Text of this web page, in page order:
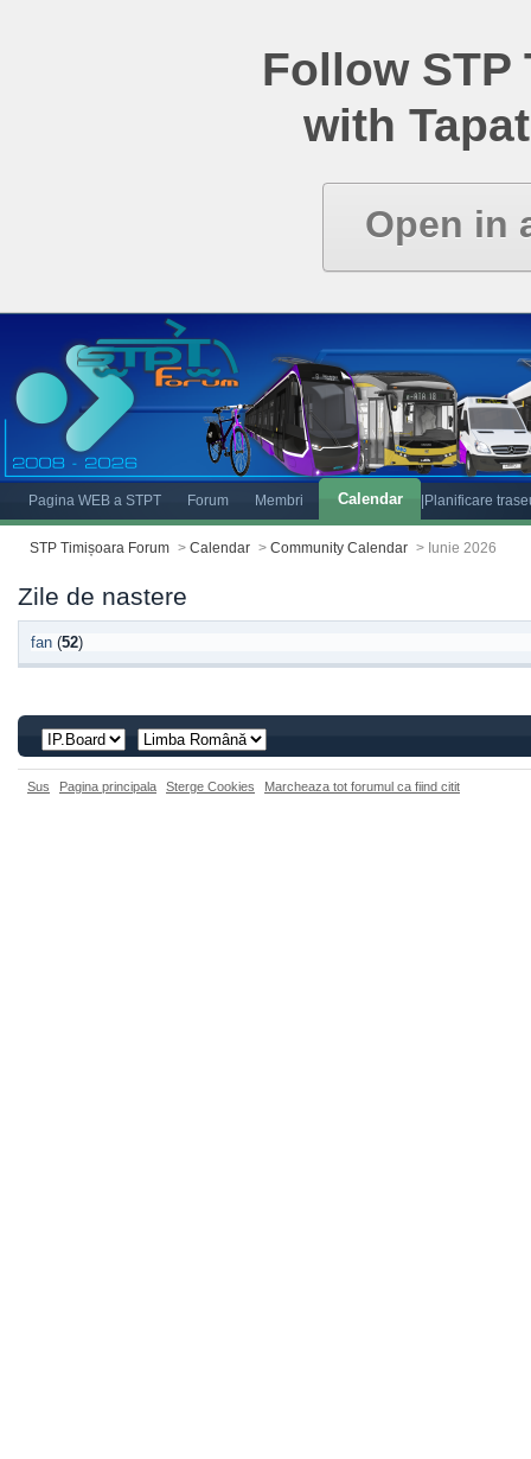
Follow STP
with
Open in
Pagina WEB a STPT Forum Membri Calendar |Planificare
STP Timișoara Forum > Calendar > Community Calendar > Iunie 2026
Zile de nastere
fan (52)
Sus Pagina principala Sterge Cookies Marcheaza tot forumul ca fiind citit